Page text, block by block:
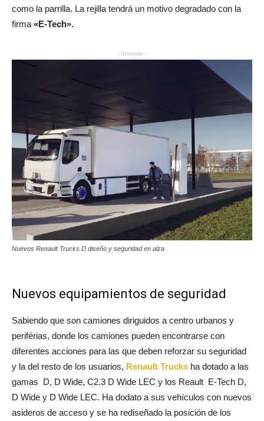
como la parrilla. La rejilla tendrá un motivo degradado con la
firma «E-Tech».
- Anuncio -
Nuevos Renault Trucks D diseño y seguridad en alza
Nuevos equipamientos de seguridad
Sabiendo que son camiones diriguidos a centro urbanos y
periférias, donde los camiones pueden encontrarse con
diferentes acciones para las que deben reforzar su seguridad
y la del resto de los usuarios, Renault Trucks ha dotado a las
gamas D, D Wide, C2.3 D Wide LEC y los Reault E-Tech D,
D Wide y D Wide LEC. Ha dodato a sus vehículos con nuevos
asideros de acceso y se ha rediseñado la posición de los